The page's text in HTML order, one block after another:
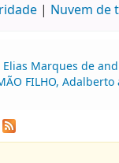
Nuvem de
Marques de
FILHO,